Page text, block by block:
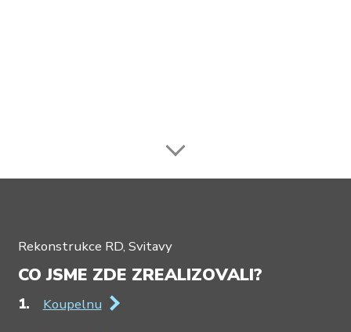
Rekonstrukce RD, Svitavy
CO JSME ZDE ZREALIZOVALI?
Koupelnu